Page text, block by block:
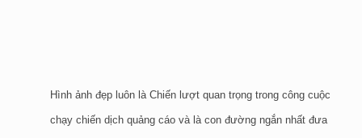
Hình ảnh đẹp luôn là Chiến lượt quan trọng trong công cuộc
chạy chiến dịch quảng cáo và là con đường ngắn nhất đưa